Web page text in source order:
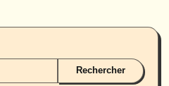
Rechercher